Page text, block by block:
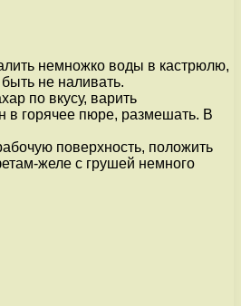
немножко воды в кастрюлю,
не наливать.
по вкусу, варить
в горячее пюре, размешать. В
поверхность, положить
желе с грушей немного